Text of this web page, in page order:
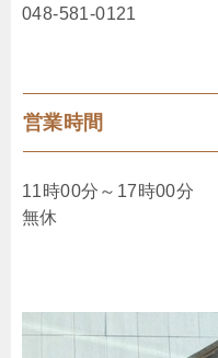
048-581-0121
営業時間
11時00分～17時00分
無休